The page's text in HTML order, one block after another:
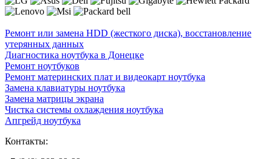
Ремонт или замена HDD (жесткого диска), восстановление
утерянных данных
Диагностика ноутбука в Донецке
Ремонт ноутбуков
Ремонт материнских плат и видеокарт ноутбука
Замена клавиатуры ноутбука
Замена матрицы экрана
Чистка системы охлаждения ноутбука
Апгрейд ноутбука
Контакты: